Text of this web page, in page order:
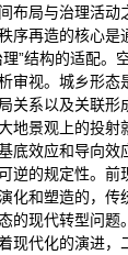
布局与治理活动
序再造的核心是
”结构的适配。
审视。城乡形态
关系以及关联形
地景观上的投射
底效应和导向效
逆的规定性。前
化和塑造的，传
的现代转型问题
现代化的演进，